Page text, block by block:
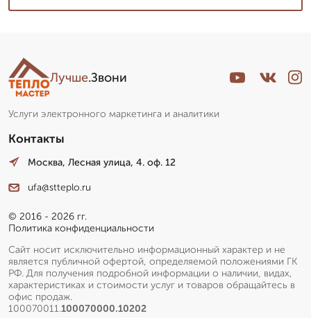
Лучше.Звони
Услуги электронного маркетинга и аналитики
Контакты
Москва, Лесная улица, 4. оф. 12
ufa@stteplo.ru
© 2016 - 2026 гг.
Политика конфиденциальности
Сайт носит исключительно информационный характер и не
является публичной офертой, определяемой положениями ГК
РФ. Для получения подробной информации о наличии, видах,
характеристиках и стоимости услуг и товаров обращайтесь в
офис продаж.
100070011.100070000.10202